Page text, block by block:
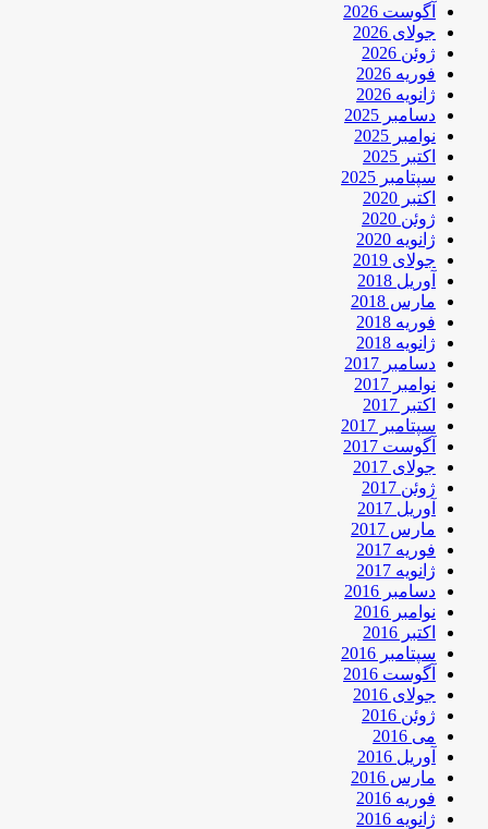
آگوست 2026
جولای 2026
ژوئن 2026
فوریه 2026
ژانویه 2026
دسامبر 2025
نوامبر 2025
اکتبر 2025
سپتامبر 2025
اکتبر 2020
ژوئن 2020
ژانویه 2020
جولای 2019
آوریل 2018
مارس 2018
فوریه 2018
ژانویه 2018
دسامبر 2017
نوامبر 2017
اکتبر 2017
سپتامبر 2017
آگوست 2017
جولای 2017
ژوئن 2017
آوریل 2017
مارس 2017
فوریه 2017
ژانویه 2017
دسامبر 2016
نوامبر 2016
اکتبر 2016
سپتامبر 2016
آگوست 2016
جولای 2016
ژوئن 2016
می 2016
آوریل 2016
مارس 2016
فوریه 2016
ژانویه 2016